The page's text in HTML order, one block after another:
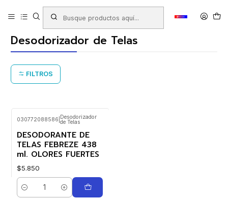
Productos ASEO HOGAR Desodorizador de Telas
Desodorizador de Telas
FILTROS
030772088586 Desodorizador
de Telas
DESODORANTE DE
TELAS FEBREZE 438
ml. OLORES FUERTES
$5.850
Cantidad